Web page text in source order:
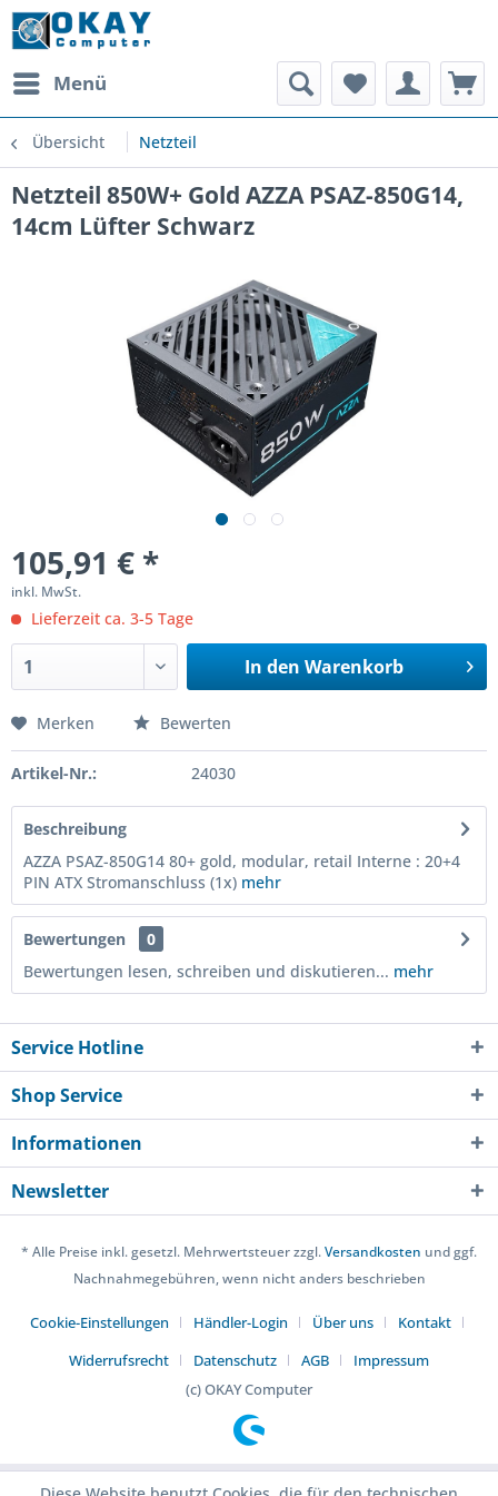
Menü
Übersicht Netzteil
Netzteil 850W+ Gold AZZA PSAZ-850G14,
14cm Lüfter Schwarz
105,91 € *
inkl. MwSt.
Lieferzeit ca. 3-5 Tage
In den Warenkorb
Merken Bewerten
Artikel-Nr.: 24030
Beschreibung
AZZA PSAZ-850G14 80+ gold, modular, retail Interne : 20+4
PIN ATX Stromanschluss (1x) mehr
Bewertungen
0
Bewertungen lesen, schreiben und diskutieren... mehr
Service Hotline
Shop Service
Informationen
Newsletter
* Alle Preise inkl. gesetzl. Mehrwertsteuer zzgl.Versandkosten und ggf.
Nachnahmegebühren, wenn nicht anders beschrieben
Cookie-Einstellungen Händler-Login Über uns
Kontakt
Widerrufsrecht
Datenschutz AGB
Impressum
(c) OKAY Computer